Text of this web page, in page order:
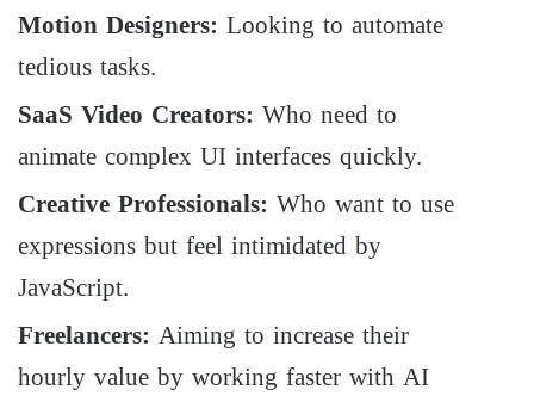
Motion Designers: Looking to automate
tedious tasks.
SaaS Video Creators: Who need to
animate complex UI interfaces quickly.
Creative Professionals: Who want to use
expressions but feel intimidated by
JavaScript.
Freelancers: Aiming to increase their
hourly value by working faster with AI